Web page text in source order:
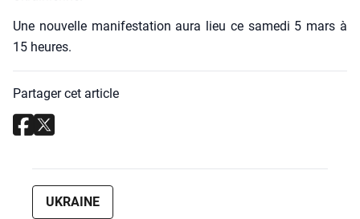
Une nou­velle mani­fes­ta­tion aura lieu ce same­di 5 mars à
15 heures.
Partager cet article
UKRAINE